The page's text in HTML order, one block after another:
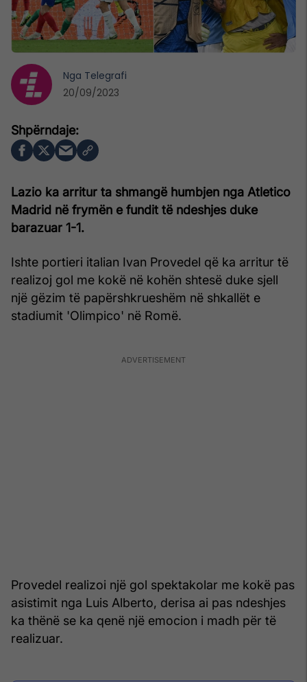
Lazio ka arritur ta shmangë humbjen nga Atletico
Madrid në frymën e fundit të ndeshjes duke
barazuar 1-1.
Ishte portieri italian Ivan Provedel që ka arritur të
realizoj gol me kokë në kohën shtesë duke sjell
një gëzim të papërshkrueshëm në shkallët e
stadiumit 'Olimpico' në Romë.
Provedel realizoi një gol spektakolar me kokë pas
asistimit nga Luis Alberto, derisa ai pas ndeshjes
ka thënë se ka qenë një emocion i madh për të
realizuar.
Nga Telegrafi
20/09/2023